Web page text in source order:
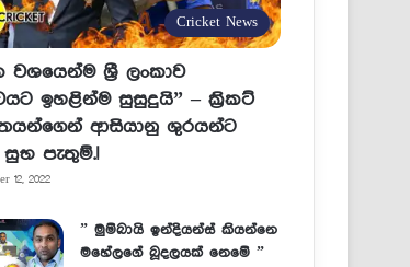
Cricket News
වශයෙන්ම ශ්‍රී ලංකාව
ඉහළින්ම සුසුදුයි” – ක්‍රිකට්
ආසියානු ශුරයන්ට
පැතුම්.!
12, 2022
” මුම්බායි ඉන්දියන්ස් කියන්නෙ
මහේලගේ බූදලයක් නෙමේ ”